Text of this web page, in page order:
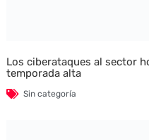
Los ciberataques al sector
temporada alta
Sin categoría